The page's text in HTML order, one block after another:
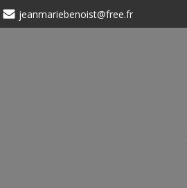
jeanmariebenoist@free.fr